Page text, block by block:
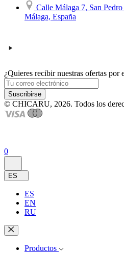
Calle Málaga 7, San
Málaga, España
¿Quieres recibir nuestras ofertas por
Suscribirse
© CHICARU, 2026. Todos los
0
ES
ES
EN
RU
Productos